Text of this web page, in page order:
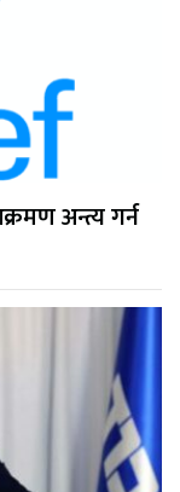
अन्त्य गर्न